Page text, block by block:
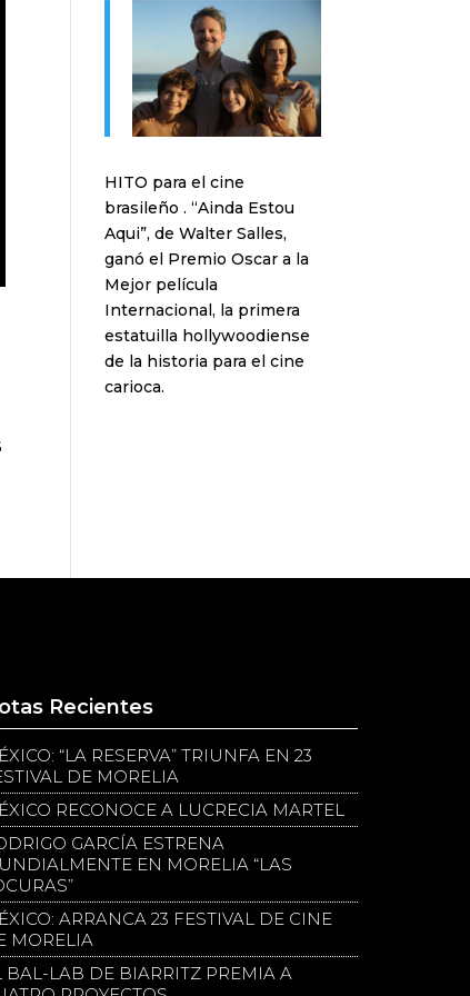
HITO para el cine
brasileño . “Ainda Estou
Aqui”, de Walter Salles,
ganó el Premio Oscar a la
Mejor película
Internacional, la primera
estatuilla hollywoodiense
de la historia para el cine
carioca.
Recientes
“LA RESERVA” TRIUNFA EN 23
DE MORELIA
RECONOCE A LUCRECIA MARTEL
GARCÍA ESTRENA
EN MORELIA “LAS
ARRANCA 23 FESTIVAL DE CINE
MORELIA
BAL-LAB DE BIARRITZ PREMIA A